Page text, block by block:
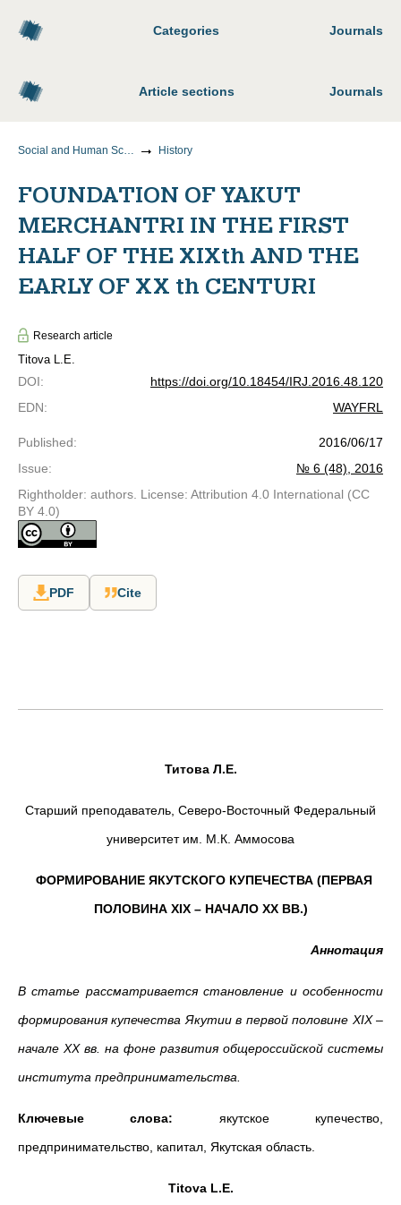
Categories Journals
Article sections Journals
Social and Human Sciences History
FOUNDATION OF YAKUT
MERCHANTRI IN THE FIRST
HALF OF THE XIXth AND THE
EARLY OF XX th CENTURI
Research article
Titova L.E.
DOI:
https://doi.org/10.18454/IRJ.2016.48.120
EDN: WAYFRL
Published:
2016/06/17
Issue:
№ 6 (48), 2016
Rightholder: authors. License: Attribution 4.0 International (CC
BY 4.0)
PDF Cite
Титова Л.Е.
Старший преподаватель, Северо-Восточный Федеральный
университет им. М.К. Аммосова
ФОРМИРОВАНИЕ ЯКУТСКОГО КУПЕЧЕСТВА (ПЕРВАЯ
ПОЛОВИНА ХIХ – НАЧАЛО ХХ ВВ.)
Аннотация
В статье рассматривается становление и особенности
формирования купечества Якутии в первой половине ХIХ –
начале ХХ вв. на фоне развития общероссийской системы
института предпринимательства.
Ключевые слова: якутское купечество,
предпринимательство, капитал, Якутская область.
Titova L.E.